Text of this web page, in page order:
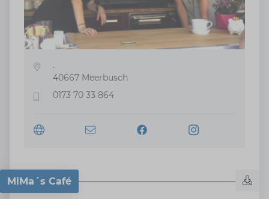
Adresse
.
40667 Meerbusch
Mobiltelefon
0173 70 33 864
MiMa´s Café